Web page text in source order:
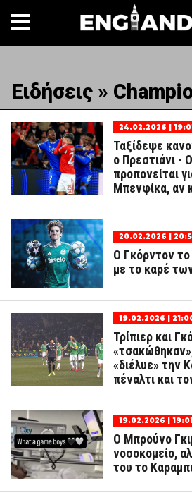
Ειδήσεις »
24.02.2026 |
Ταξίδεψε
ο Πρεστιάνι -
προπονείται
Μπενφίκα, αν
20.02.2026 |
Ο Γκόρντον
με το καρέ
19.02.2026 |
Τρίπιερ και
«διέλυε» την
πέναλτι και
19.02.2026 |
Ο Μπρούνο
νοσοκομείο,
του το